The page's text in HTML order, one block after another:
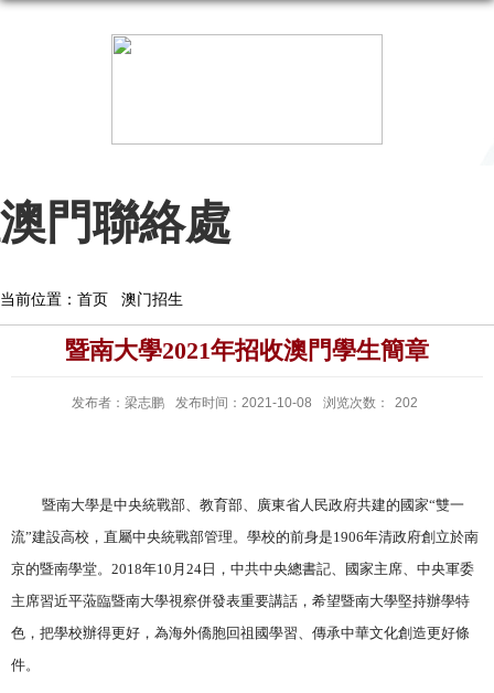
門聯絡處
当前位置： 首页 澳门招生
暨南大學2021年招收澳門學生簡章
发布者：梁志鹏 发布时间：2021-10-08 浏览次数： 202
暨南大學是中央統戰部、教育部、廣東省人民政府共建的國家“雙一
流”建設高校，直屬中央統戰部管理。學校的前身是1906年清政府創立於南
京的暨南學堂。 2018年10 月24日，中共中央總書記、國家主席、中央軍委
主席習近平蒞臨暨南大學視察併發表重要講話，希望暨南大學堅持辦學特
色，把學校辦得更好，為海外僑胞回祖國學習、傳承中華文化創造更好條
件。